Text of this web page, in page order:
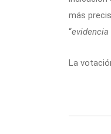
más
“evidencia
La